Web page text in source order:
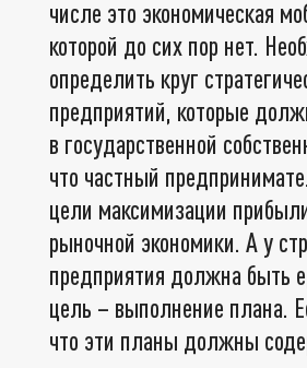
числе это экономическая
которой до сих пор нет.
определить круг
предприятий, которые
в государственной
что частный
цели максимизации
рыночной экономики. А у
предприятия должна быть
цель – выполнение плана.
что эти планы должны